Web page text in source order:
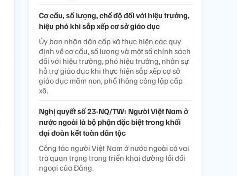
Cơ cấu, số lượng, chế độ đối với hiệu trưởng,
hiệu phó khi sắp xếp cơ sở giáo dục
Ủy ban nhân dân cấp xã thực hiện các quy
định về cơ cấu, số lượng và một số chính sách
đối với hiệu trưởng, phó hiệu trưởng, nhân sự
hỗ trợ giáo dục khi thực hiện sắp xếp cơ sở
giáo dục mầm non, phổ thông công lập cấp
xã.
Nghị quyết số 23-NQ/TW: Người Việt Nam ở
nước ngoài là bộ phận đặc biệt trong khối
đại đoàn kết toàn dân tộc
Công tác người Việt Nam ở nước ngoài có vai
trò quan trọng trong triển khai đường lối đối
ngoại của Đảng.